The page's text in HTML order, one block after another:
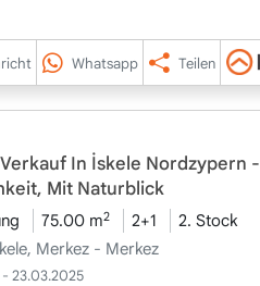
Whatsapp Teilen
In İskele Nordzypern -
Mit Naturblick
75.00 m2 2+1
2. Stock
Merkez - Merkez
23.03.2025